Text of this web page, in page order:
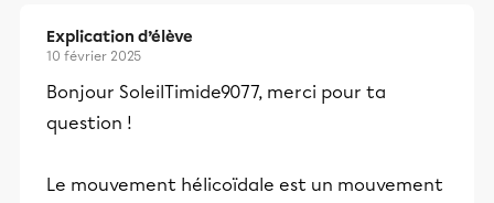
Explication d’élève
10 février 2025
Bonjour SoleilTimide9077, merci pour ta
question !
Le mouvement hélicoïdale est un mouvement